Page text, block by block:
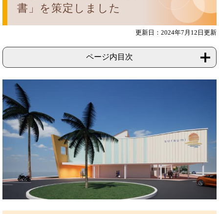
書」を策定しました
更新日：2024年7月12日更新
ページ内目次